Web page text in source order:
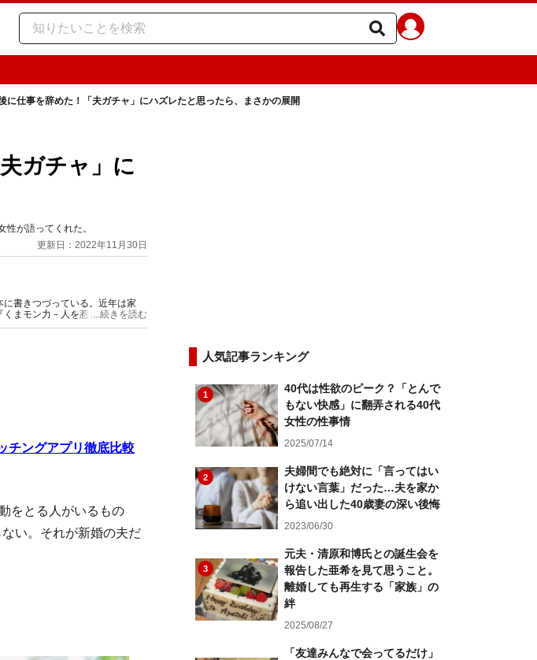
に仕事を辞めた！「夫ガチャ」にハズレたと思ったら、まさかの展開
ガチャ」に
が語ってくれた。
更新日：2022年11月30日
書きつづっている。近年は家
まモン力－人を惹きつける愛と
...続きを読む
チングアプリ徹底比較
をとる人がいるもの
い。それが新婚の夫だ
人気記事ランキング
1
40代は性欲のピーク？「とんで
もない快感」に翻弄される40代
女性の性事情
2025/07/14
2
夫婦間でも絶対に「言ってはい
けない言葉」だった…夫を家か
ら追い出した40歳妻の深い後悔
2023/06/30
3
元夫・清原和博氏との誕生会を
報告した亜希を見て思うこと。
離婚しても再生する「家族」の
絆
2025/08/27
「友達みんなで会ってるだけ」